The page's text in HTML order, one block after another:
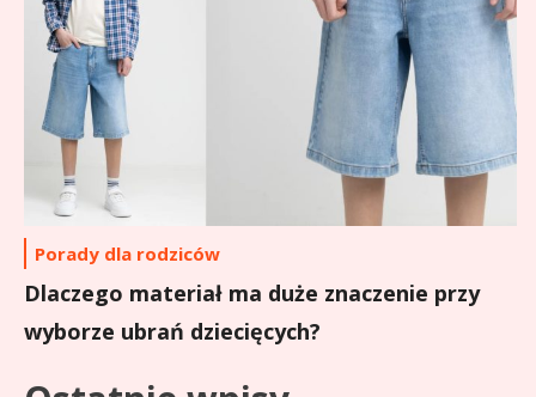
Porady dla rodziców
Dlaczego materiał ma duże znaczenie przy
wyborze ubrań dziecięcych?